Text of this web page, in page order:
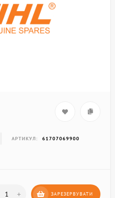
АРТИКУЛ: 61707069900
+ ЗАРЕЗЕРВУВАТИ